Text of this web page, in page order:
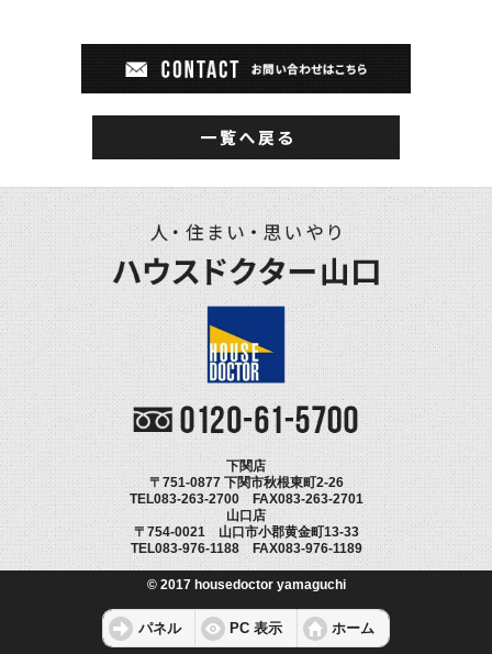
下関店
〒751-0877 下関市秋根東町2-26
TEL083-263-2700 FAX083-263-2701
山口店
〒754-0021 山口市小郡黄金町13-33
TEL083-976-1188 FAX083-976-1189
© 2017 housedoctor yamaguchi
パネル PC 表示 ホーム